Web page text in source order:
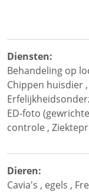
Diensten:
Behandeling op
Chippen huisdier ,
ED-foto
controle ,
Dieren:
Cavia's , egels ,